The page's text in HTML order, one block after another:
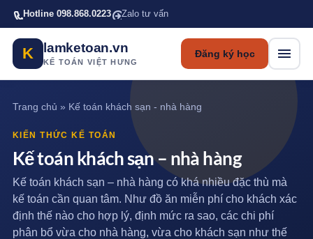
Bỏ qua tới nội dung chính
Hotline 098.868.0223 Zalo tư vấn
K lamketoan.vn
KẾ TOÁN VIỆT HƯNG
Đăng ký học
Trang chủ » Kế toán khách sạn - nhà hàng
KIẾN THỨC KẾ TOÁN
Kế toán khách sạn – nhà hàng
Kế toán khách sạn – nhà hàng có khá nhiều đặc thù mà
kế toán cần quan tâm. Như đồ ăn miễn phí cho khách xác
định thế nào cho hợp lý, định mức ra sao, các chi phí
phân bổ vừa cho nhà hàng, vừa cho khách sạn như thế